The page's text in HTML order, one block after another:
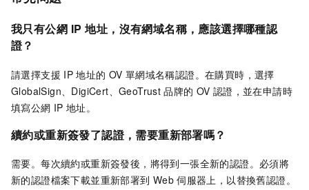
我只有公網 IP 地址，沒有網域名稱，應該選擇哪種認
證？
請選擇支援 IP 地址的 OV 單網域名稱認證。在購買時，選擇
GlobalSign、DigiCert、GeoTrust 品牌的 OV 認證，並在申請時
填寫公網 IP 地址。
續約或重新簽發了認證，需要重新部署嗎？
需要。每次續約或重新簽發後，將得到一張全新的認證。必須將
新的認證檔案下載並重新部署到 Web 伺服器上，以替換舊認證。